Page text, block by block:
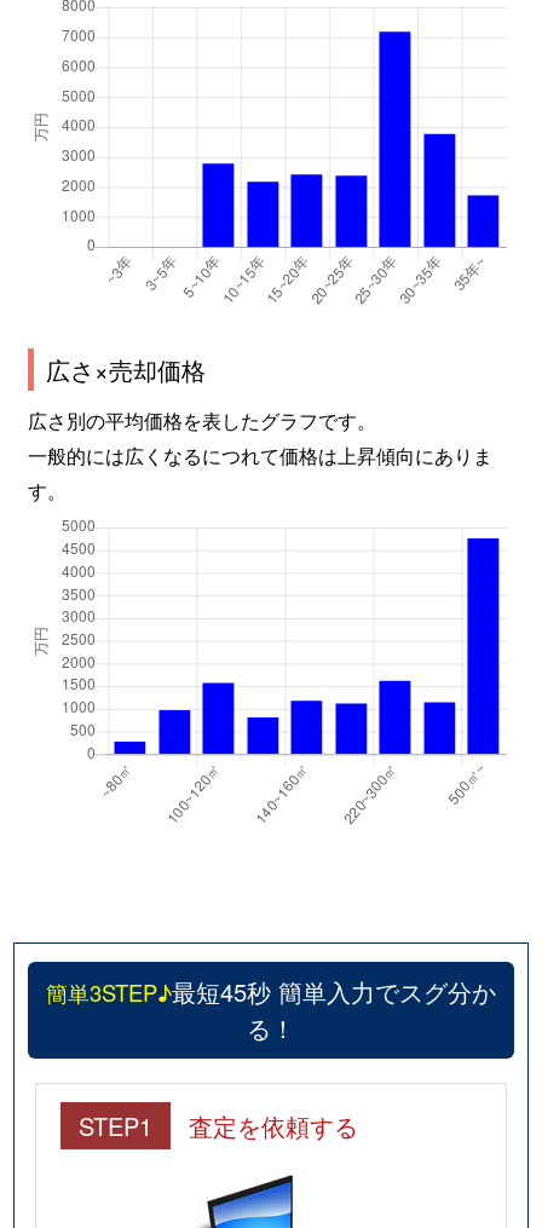
広さ×売却価格
広さ別の平均価格を表したグラフです。
一般的には広くなるにつれて価格は上昇傾向にありま
す。
簡単3STEP♪最短45秒 簡単入力でスグ分か
る！
STEP1 査定を依頼する